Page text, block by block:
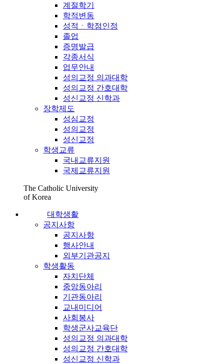
계절학기
학적변동
성적ㆍ학점인정
졸업
증명발급
각종서식
업무안내
성의교정 의과대학
성의교정 간호대학
성신교정 신학과
장학제도
성심교정
성의교정
성신교정
학생교류
국내교류지원
국제교류지원
The Catholic University
of Korea
대학생활
공지사항
공지사항
행사안내
외부기관공지
학생활동
자치단체
중앙동아리
기관동아리
교내미디어
사회봉사
학생군사교육단
성의교정 의과대학
성의교정 간호대학
성신교정 신학과